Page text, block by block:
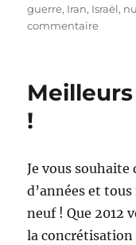
le
guerre, Iran, Israël,
commentairesur
monde
!
Je vous
d’années et
neuf ! Que 2012
la concrétisation